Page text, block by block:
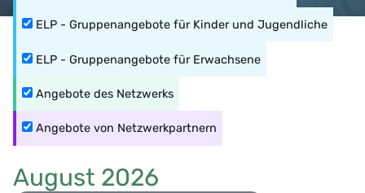
ELP - Gruppenangebote für Kinder und Jugendliche
ELP - Gruppenangebote für Erwachsene
Angebote des Netzwerks
Angebote von Netzwerkpartnern
August 2026